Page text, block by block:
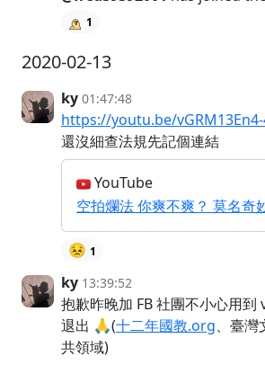
1
2020-02-13
ky 01:47:48
https://youtu.be/
還沒細查法規先記個連結
YouTube
空拍爛法 你爽不爽？ 莫名奇
😣 1
ky 13:39:52
抱歉昨晚加 FB 社團不小心用到
退出 🙏(十二年國教.org、臺灣
共領域)